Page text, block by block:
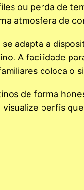
ou perda de
atmosfera de
adapta a
A facilidade
coloca o
de forma
perfis